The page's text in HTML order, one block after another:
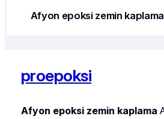
Afyon epoksi zemin
proepoksi
Afyon epoksi zemin kaplama